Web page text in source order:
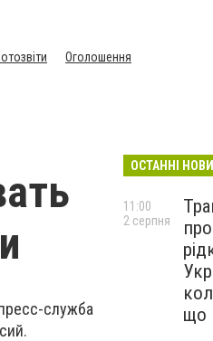
Оголошення
служба
ОСТАННІ
що
11:00
2 серпня